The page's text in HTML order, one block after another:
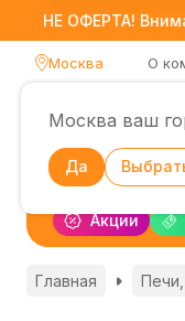
НЕ ОФЕРТА!
Москва
Москва ваш
Да
О
Акции
Главная